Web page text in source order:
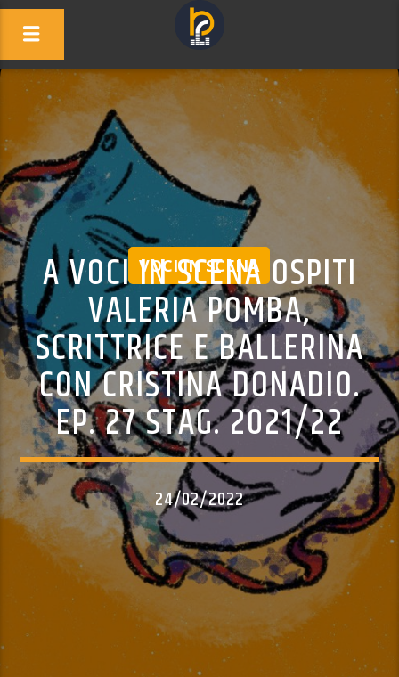
VOCI IN SCENA
A VOCI IN SCENA OSPITI
VALERIA POMBA,
SCRITTRICE E BALLERINA
CON CRISTINA DONADIO.
EP. 27 STAG. 2021/22
24/02/2022